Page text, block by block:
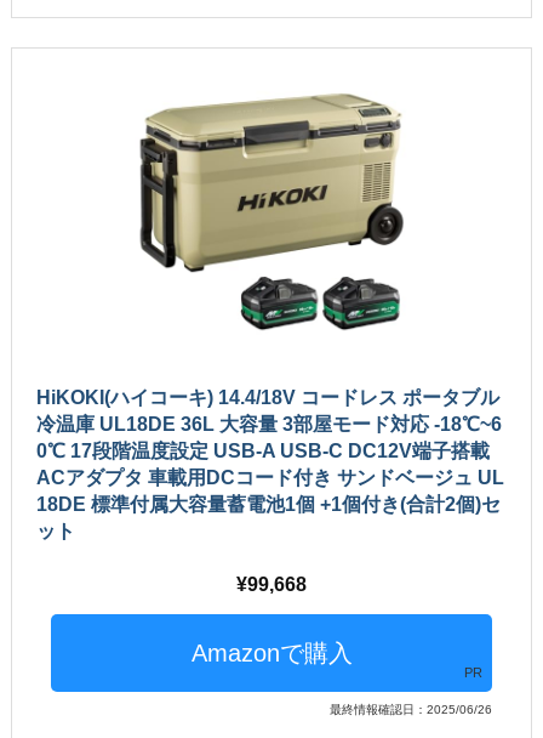
HiKOKI(ハイコーキ) 14.4/18V コードレス ポータブル
冷温庫 UL18DE 36L 大容量 3部屋モード対応 -18℃~6
0℃ 17段階温度設定 USB-A USB-C DC12V端子搭載
ACアダプタ 車載用DCコード付き サンドベージュ UL
18DE 標準付属大容量蓄電池1個 +1個付き(合計2個)セ
ット
99,668
PR
最終情報確認日：2025/06/26